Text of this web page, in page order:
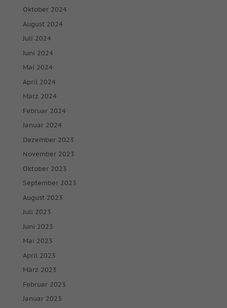
Oktober 2024
August 2024
Juli 2024
Juni 2024
Mai 2024
April 2024
März 2024
Februar 2024
Januar 2024
Dezember 2023
November 2023
Oktober 2023
September 2023
August 2023
Juli 2023
Juni 2023
Mai 2023
April 2023
März 2023
Februar 2023
Januar 2023